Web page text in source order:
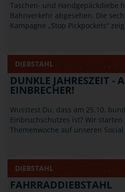
Taschen- und Handgepäckdiebe
Bahnverkehr abgesehen. Die
Kampagne „Stop Pickpockets“
DIEBSTAHL
DUNKLE JAHRESZEIT -
EINBRECHER!
Wusstest Du, dass am 25.10.
Einbruchschutzes ist? Wir
Themenwoche auf unseren
DIEBSTAHL
FAHRRADDIEBSTAHL